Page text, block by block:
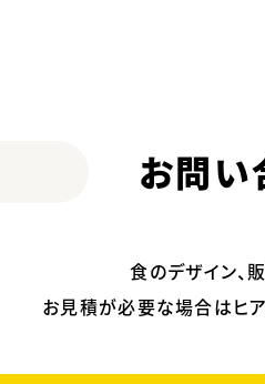
お問い
食のデザイン、
お見積が必要な場合はヒ